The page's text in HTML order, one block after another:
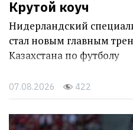
Крутой коуч
Нидерландский
стал новым главным
Казахстана по футболу
07.08.2026 422